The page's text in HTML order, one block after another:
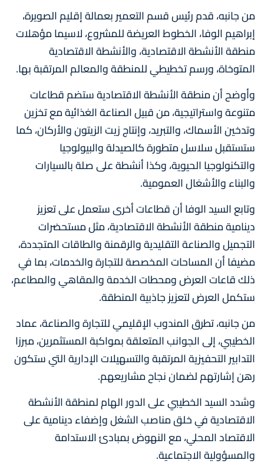
من جانبه، قدم رئيس قسم التعمير بعمالة إقليم الصويرة،
إبراهيم الوفا، الخطوط العريضة للمشروع، لاسيما مؤهلات
منطقة الأنشطة الاقتصادية، والأنشطة الاقتصادية
المتوخاة، ورسم تخطيطي للمنطقة والمعالم المرتقبة بها.
وأوضح أن منطقة الأنشطة الاقتصادية ستضم قطاعات
متنوعة واستراتيجية، من قبيل الصناعة الغذائية مع تخزين
وتدخين الأسماك، والتبريد، وإنتاج زيت الزيتون والأركان، كما
ستستقبل سلاسل متطورة كالصيدلة والبيولوجيا
والتكنولوجيا الحيوية، وكذا أنشطة على صلة بالسيارات
والبناء والأشغال العمومية.
وتابع السيد الوفا أن قطاعات أخرى ستعمل على تعزيز
دينامية منطقة الأنشطة الاقتصادية، مثل مستحضرات
التجميل والصناعة التقليدية والرقمنة والطاقات المتجددة،
مضيفا أن المساحات المخصصة للتجارة والخدمات، بما في
ذلك قاعات العرض ومحطات الخدمة والمقاهي والمطاعم،
ستكمل العرض لتعزيز جاذبية المنطقة.
من جانبه، تطرق المندوب الإقليمي للتجارة والصناعة، عماد
الخطيبي، إلى الجوانب المتعلقة بمواكبة المستثمرين، مبرزا
التدابير التحفيزية المرتقبة والتسهيلات الإدارية التي ستكون
رهن إشارتهم لضمان نجاح مشاريعهم.
وشدد السيد الخطيبي على الدور الهام لمنطقة الأنشطة
الاقتصادية في خلق مناصب الشغل وإضفاء دينامية على
الاقتصاد المحلي، مع النهوض بمبادئ الاستدامة
والمسؤولية الاجتماعية.